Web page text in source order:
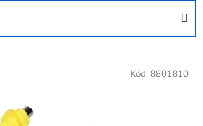
Kód: 8801810